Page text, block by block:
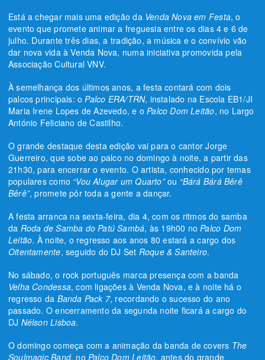
Está a chegar mais uma edição da Venda Nova em Festa, o
evento que promete animar a freguesia entre os dias 4 e 6 de
julho. Durante três dias, a tradição, a música e o convívio vão
dar nova vida à Venda Nova, numa iniciativa promovida pela
Associação Cultural VNV.
À semelhança dos últimos anos, a festa contará com dois
palcos principais: oPalco ERA/TRN, instalado na Escola EB1/JI
Maria Irene Lopes de Azevedo, e oPalco Dom Leitão, no Largo
António Feliciano de Castilho.
O grande destaque desta edição vai para o cantor Jorge
Guerreiro, que sobe ao palco no domingo à noite, a partir das
21h30, para encerrar o evento. O artista, conhecido por temas
populares como “Vou Alugar um Quarto”ou “Bárá Bárá Bêrê
Bêrê”, promete pôr toda a gente a dançar.
A festa arranca na sexta-feira, dia 4, com os ritmos do samba
da Roda de Samba do Patú Sambá, às 19h00 noPalco Dom
Leitão. À noite, o regresso aos anos 80 estará a cargo dos
Oitentamente, seguido do DJ Set Roque & Santeiro.
No sábado, o rock português marca presença com a banda
Velha Condessa, com ligações à Venda Nova, e à noite há o
regresso da Banda Pack 7, recordando o sucesso do ano
passado. O encerramento da segunda noite ficará a cargo do
DJ Nélson Lisboa.
O domingo começa com a animação da banda de covers The
Soulmagic Band, noPalco Dom Leitão, antes do grande